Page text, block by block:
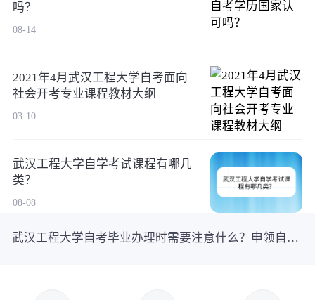
吗？
08-14
2021年4月武汉工程大学自考面向
社会开考专业课程教材大纲
03-10
武汉工程大学自学考试课程有哪几
类？
08-08
武汉工程大学自考毕业办理时需要注意什么？申领自考毕业证有哪些注意事项？